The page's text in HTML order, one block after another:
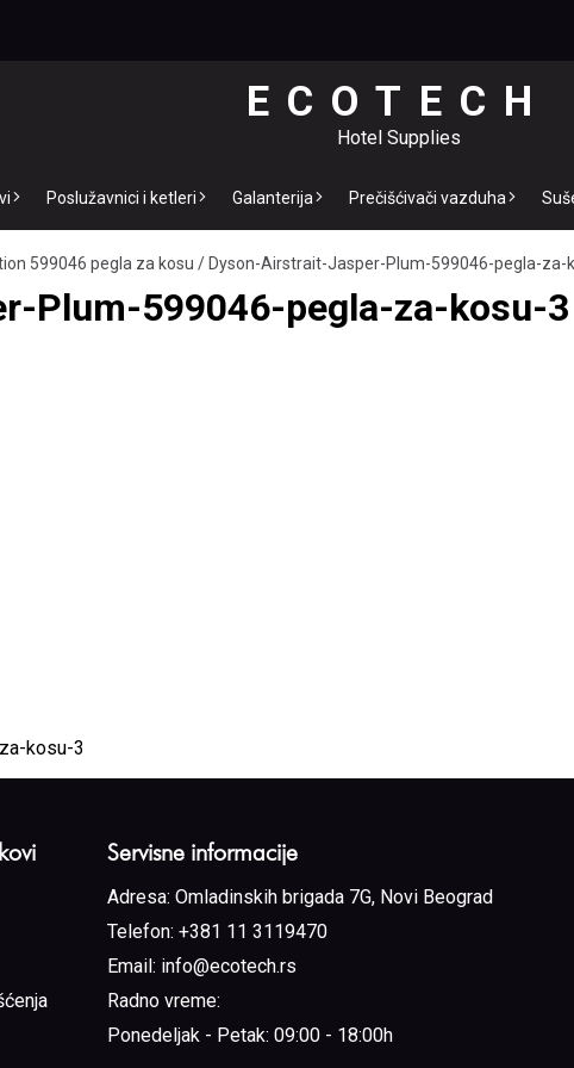
ECOTECH
Hotel Supplies
Poslužavnici i ketleri Galanterija Prečišćivači vazduha
599046 pegla za kosu /Dyson-Airstrait-Jasper-Plum-599046-pegla-za-
Plum-599046-pegla-za-kosu-3
kosu-3
Servisne informacije
Adresa: Omladinskih brigada 7G, Novi Beograd
Telefon: +381 11 3119470
Email: info@ecotech.rs
Radno vreme:
Ponedeljak - Petak: 09:00 - 18:00h